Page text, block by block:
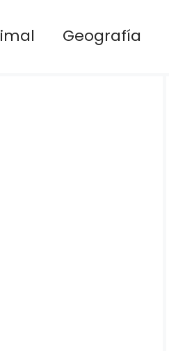
Geografía